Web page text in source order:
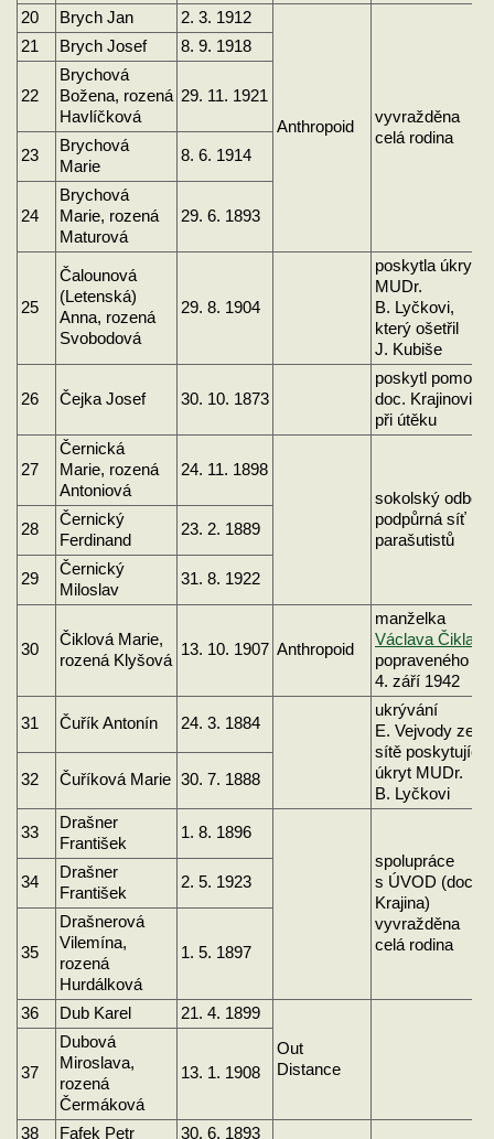
20 Brych Jan 2. 3. 1912
Anthropoid
vyvražděna
celá rodina
21 Brych Josef 8. 9. 1918
22
Brychová
Božena, rozená
Havlíčková
29. 11. 1921
23
Brychová
Marie
8. 6. 1914
24
Brychová
Marie, rozená
Maturová
29. 6. 1893
25
Čalounová
(Letenská)
Anna, rozená
Svobodová
29. 8. 1904
poskytla úkryt
MUDr.
B. Lyčkovi,
který ošetřil
J. Kubiše
26 Čejka Josef 30. 10. 1873
poskytl pomoc
doc. Krajinovi
při útěku
27
Černická
Marie, rozená
Antoniová
24. 11. 1898
sokolský odboj,
podpůrná síť
parašutistů
28
Černický
Ferdinand
23. 2. 1889
29
Černický
Miloslav
31. 8. 1922
30
Čiklová Marie,
rozená Klyšová
13. 10. 1907 Anthropoid
manželka
Václava Čikla
popraveného
4. září 1942
31 Čuřík Antonín 24. 3. 1884
ukrývání
E. Vejvody ze
sítě poskytující
úkryt MUDr.
B. Lyčkovi
32 Čuříková Marie 30. 7. 1888
33
Drašner
František
1. 8. 1896
spolupráce
s ÚVOD (doc.
Krajina)
vyvražděna
celá rodina
34
Drašner
František
2. 5. 1923
35
Drašnerová
Vilemína,
rozená
Hurdálková
1. 5. 1897
36 Dub Karel
21. 4. 1899
Out
Distance
37
Dubová
Miroslava,
rozená
Čermáková
13. 1. 1908
38 Fafek Petr 30. 6. 1893